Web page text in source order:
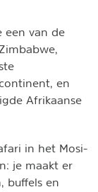
een van de
en
Afrikaanse
in het Mosi-
je maakt er
buffels en